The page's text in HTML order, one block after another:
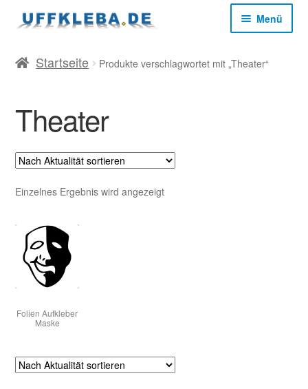
Zur
Navigation
Zum
Inhalt
Menü
Start
Kasse
Mein Konto
Versandkosten
Startseite Produkte verschlagwortet mit „Theater“
Theater
Einzelnes Ergebnis wird angezeigt
Folien Aufkleber
Maske